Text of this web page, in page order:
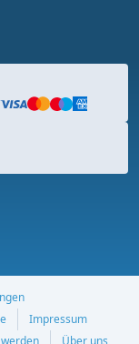
Impressum
werden Über uns